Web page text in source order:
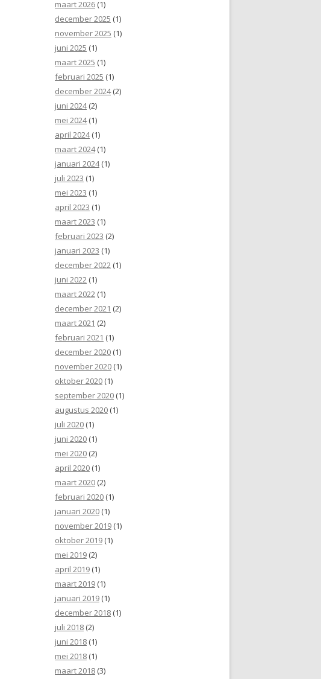
maart 2026 (1)
december 2025 (1)
november 2025 (1)
juni 2025 (1)
maart 2025 (1)
februari 2025 (1)
december 2024(2)
juni 2024(2)
mei 2024(1)
april 2024(1)
maart 2024(1)
januari 2024(1)
juli 2023 (1)
mei 2023 (1)
april 2023 (1)
maart 2023 (1)
februari 2023 (2)
januari 2023 (1)
december 2022 (1)
juni 2022 (1)
maart 2022 (1)
december 2021 (2)
maart 2021 (2)
februari 2021 (1)
december 2020 (1)
november 2020 (1)
oktober 2020 (1)
september 2020 (1)
augustus 2020 (1)
juli 2020 (1)
juni 2020 (1)
mei 2020 (2)
april 2020 (1)
maart 2020 (2)
februari 2020 (1)
januari 2020 (1)
november 2019 (1)
oktober 2019 (1)
mei 2019 (2)
april 2019 (1)
maart 2019 (1)
januari 2019 (1)
december 2018 (1)
juli 2018 (2)
juni 2018 (1)
mei 2018 (1)
maart 2018 (3)